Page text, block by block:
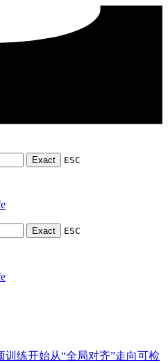
Exact ESC
Exact
ESC
训练开始从“全局对齐”走向可检